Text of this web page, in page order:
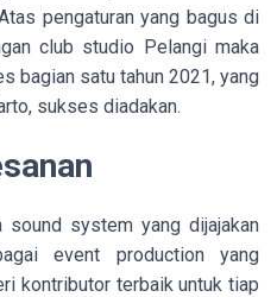
pengaturan yang bagus di
club studio Pelangi maka
bagian satu tahun 2021, yang
sukses diadakan.
system yang dijajakan
event production yang
kontributor terbaik untuk tiap